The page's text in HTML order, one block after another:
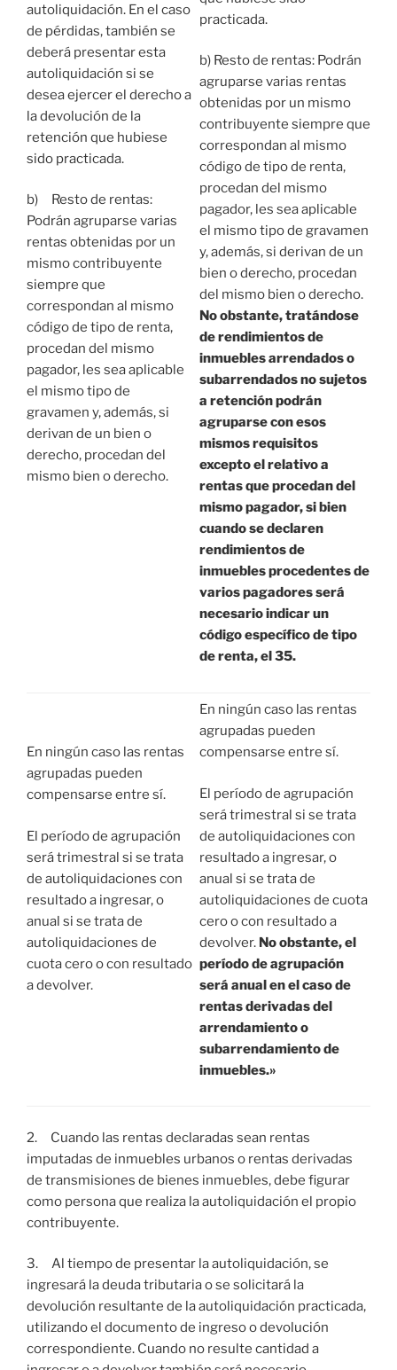
autoliquidación. En el caso
de pérdidas, también se
deberá presentar esta
autoliquidación si se
desea ejercer el derecho a
la devolución de la
retención que hubiese
sido practicada.
b) Resto de rentas:
Podrán agruparse varias
rentas obtenidas por un
mismo contribuyente
siempre que
correspondan al mismo
código de tipo de renta,
procedan del mismo
pagador, les sea aplicable
el mismo tipo de
gravamen y, además, si
derivan de un bien o
derecho, procedan del
mismo bien o derecho.
practicada.
b) Resto de rentas: Podrán
agruparse varias rentas
obtenidas por un mismo
contribuyente siempre que
correspondan al mismo
código de tipo de renta,
procedan del mismo
pagador, les sea aplicable
el mismo tipo de gravamen
y, además, si derivan de un
bien o derecho, procedan
del mismo bien o derecho.
No obstante, tratándose
de rendimientos de
inmuebles arrendados o
subarrendados no sujetos
a retención podrán
agruparse con esos
mismos requisitos
excepto el relativo a
rentas que procedan del
mismo pagador, si bien
cuando se declaren
rendimientos de
inmuebles procedentes de
varios pagadores será
necesario indicar un
código específico de tipo
de renta, el 35.
En ningún caso las rentas
agrupadas pueden
compensarse entre sí.
El período de agrupación
será trimestral si se trata
de autoliquidaciones con
resultado a ingresar, o
anual si se trata de
autoliquidaciones de
cuota cero o con resultado
a devolver.
En ningún caso las rentas
agrupadas pueden
compensarse entre sí.
El período de agrupación
será trimestral si se trata
de autoliquidaciones con
resultado a ingresar, o
anual si se trata de
autoliquidaciones de cuota
cero o con resultado a
devolver. No obstante, el
período de agrupación
será anual en el caso de
rentas derivadas del
arrendamiento o
subarrendamiento de
inmuebles.»
2. Cuando las rentas declaradas sean rentas
imputadas de inmuebles urbanos o rentas derivadas
de transmisiones de bienes inmuebles, debe figurar
como persona que realiza la autoliquidación el propio
contribuyente.
3. Al tiempo de presentar la autoliquidación, se
ingresará la deuda tributaria o se solicitará la
devolución resultante de la autoliquidación practicada,
utilizando el documento de ingreso o devolución
correspondiente. Cuando no resulte cantidad a